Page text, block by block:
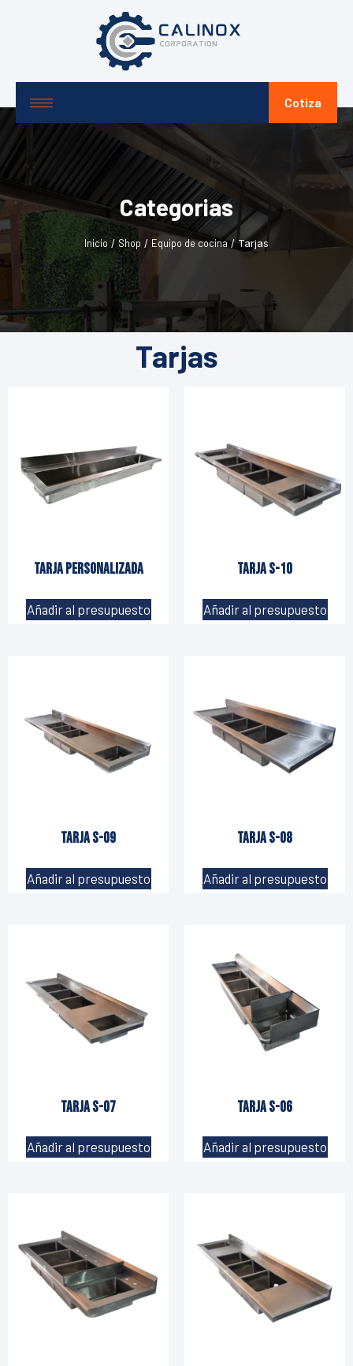
Cotiza
Categorias
Inicio/ Shop / Equipo de cocina/ Tarjas
Tarjas
Tarja personalizada
Añadir al presupuesto
Tarja S-10
Añadir al presupuesto
Tarja S-09
Añadir al presupuesto
Tarja S-08
Añadir al presupuesto
Tarja S-07
Añadir al presupuesto
Tarja S-06
Añadir al presupuesto